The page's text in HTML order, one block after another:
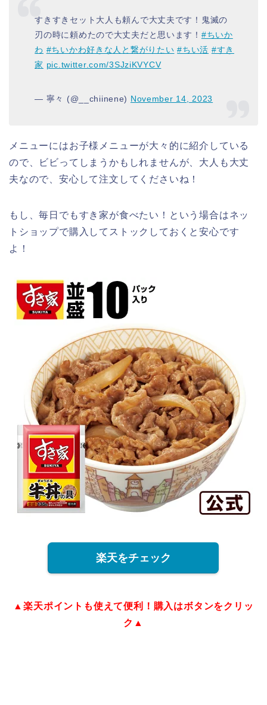
すきすきセット大人も頼んで大丈夫です！鬼滅の
刃の時に頼めたので大丈夫だと思います！ #ちいか
わ #ちいかわ好きな人と繋がりたい #ちい活 #すき
家 pic.twitter.com/3SJziKVYCV
— 寧々 (@__chiinene) November 14, 2023
メニューにはお子様メニューが大々的に紹介している
ので、ビビってしまうかもしれませんが、大人も大丈
夫なので、安心して注文してくださいね！
もし、毎日でもすき家が食べたい！という場合はネッ
トショップで購入してストックしておくと安心です
よ！
楽天をチェック
▲楽天ポイントも使えて便利！購入はボタンをクリッ
ク▲